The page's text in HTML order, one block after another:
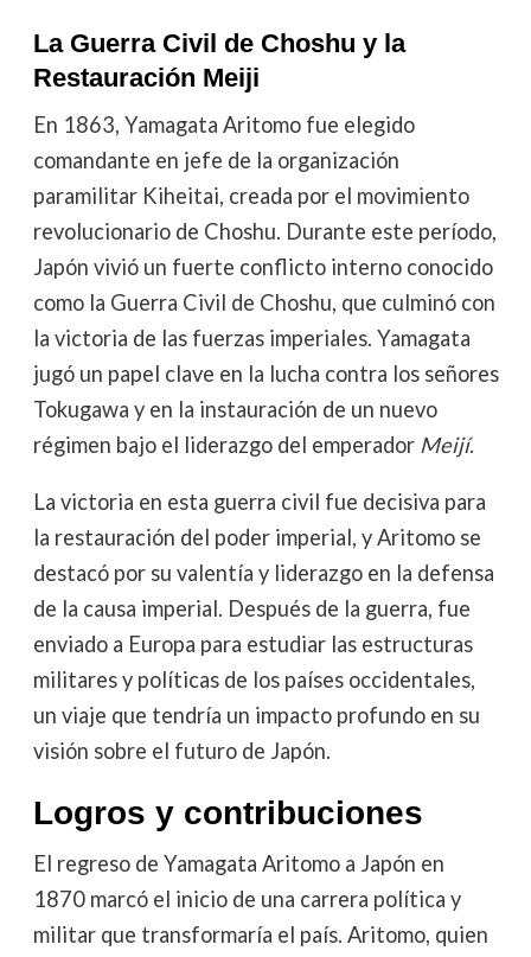
La Guerra Civil de Choshu y la
Restauración Meiji
En 1863, Yamagata Aritomo fue elegido
comandante en jefe de la organización
paramilitar Kiheitai, creada por el movimiento
revolucionario de Choshu. Durante este período,
Japón vivió un fuerte conflicto interno conocido
como la Guerra Civil de Choshu, que culminó con
la victoria de las fuerzas imperiales. Yamagata
jugó un papel clave en la lucha contra los señores
Tokugawa y en la instauración de un nuevo
régimen bajo el liderazgo del emperador Meijí.
La victoria en esta guerra civil fue decisiva para
la restauración del poder imperial, y Aritomo se
destacó por su valentía y liderazgo en la defensa
de la causa imperial. Después de la guerra, fue
enviado a Europa para estudiar las estructuras
militares y políticas de los países occidentales,
un viaje que tendría un impacto profundo en su
visión sobre el futuro de Japón.
Logros y contribuciones
El regreso de Yamagata Aritomo a Japón en
1870 marcó el inicio de una carrera política y
militar que transformaría el país. Aritomo, quien